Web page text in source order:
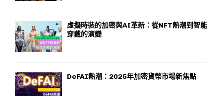
虛擬時裝的加密與AI革新：從NFT熱潮到智能
穿戴的演變
DeFAI熱潮：2025年加密貨幣市場新焦點